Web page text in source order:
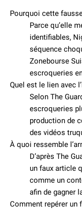
Pourquoi cette
Parce qu’elle
identifiables,
séquence
Zonebourse
escroqueries
Quel est le lien avec
Selon The
escroqueries
production de
des vidéos
À quoi ressemble
D’après The
un faux article
comme un
afin de gagner
Comment repérer un